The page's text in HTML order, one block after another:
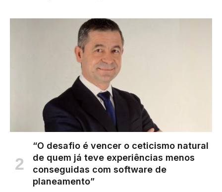
“O desafio é vencer o ceticismo natural
de quem já teve experiências menos
conseguidas com software de
planeamento”